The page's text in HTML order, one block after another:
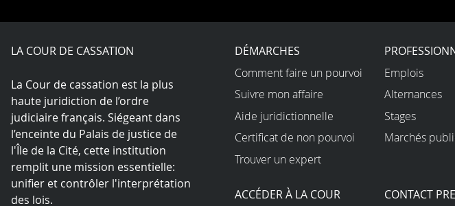
LA COUR DE CASSATION
La Cour de cassation est la plus
haute juridiction de l’ordre
judiciaire français. Siégeant dans
l’enceinte du Palais de justice de
l'Île de la Cité, cette institution
remplit une mission essentielle:
unifier et contrôler l'interprétation
des lois.
DÉMARCHES
Comment faire un pourvoi
Suivre mon affaire
Aide juridictionnelle
Certificat de non pourvoi
Trouver un expert
Emplois
Alternances
Stages
Marchés
ACCÉDER À LA COUR CONTACT